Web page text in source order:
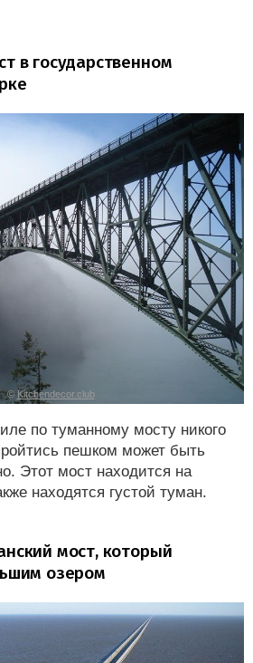
в государственном
©Kitchendecor.club
по туманному мосту никого
пешком может быть
Этот мост находится на
находятся густой туман.
мост, который
озером